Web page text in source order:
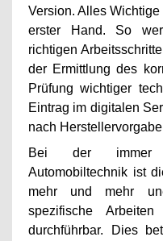
Version. Alles
erster Hand. So
richtigen
der Ermittlung des
Prüfung wichtiger
Eintrag im digitalen
nach
Bei der immer
Automobiltechnik ist
mehr und mehr
spezifische
durchführbar. Dies